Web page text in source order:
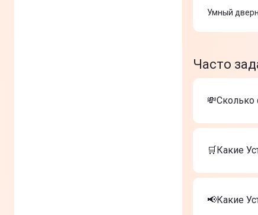
Умный
Часто
💸Сколько
Стоимость
Умный
Датчик
🛒Какие
Самые
Умный
📢Какие